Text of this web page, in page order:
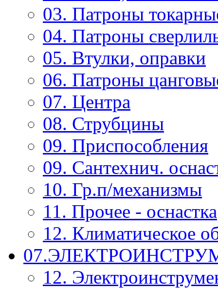
03. Патроны
04. Патроны
05. Втулки, оправки
06. Патроны
07. Центра
08. Струбцины
09. Приспособления
09. Сантехнич.
10. Гр.п/механизмы
11. Прочее - оснастка
12. Климатическое
12.